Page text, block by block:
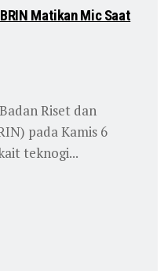
Matikan Mic Saat
Riset dan
pada Kamis 6
teknogi...